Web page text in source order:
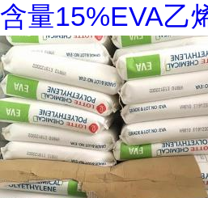
含量15%EVA乙